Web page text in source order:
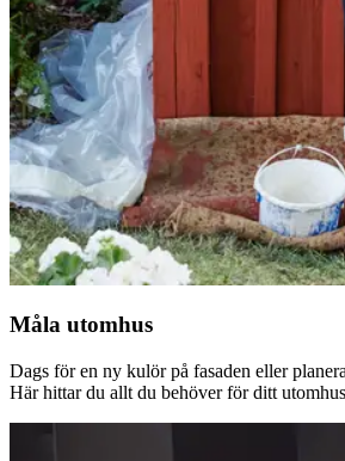
Måla utomhus
Dags för en ny kulör på fasaden eller
Här hittar du allt du behöver för ditt